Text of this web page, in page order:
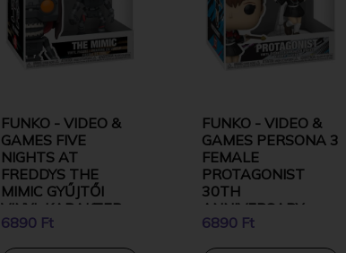
FUNKO - VIDEO &
GAMES FIVE
NIGHTS AT
FREDDYS THE
MIMIC GYŰJTŐI
VINYL KARAKTER
6890 Ft
FUNKO - VIDEO &
GAMES PERSONA 3
FEMALE
PROTAGONIST
30TH
ANNIVERSARY
GYŰJTŐI VINYL
6890 Ft